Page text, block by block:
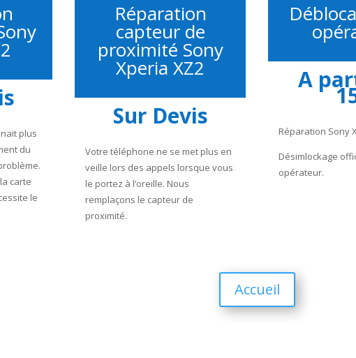
plus
du
carte
le
Réparation
capteur de
proximité Sony
Xperia XZ2
Sur Devis
Votre téléphone ne se met plus en
veille lors des appels lorsque vous
le portez à l’oreille. Nous
remplaçons le capteur de
proximité.
A
Réparation Sony
Désimlockage
opérateur.
Accueil